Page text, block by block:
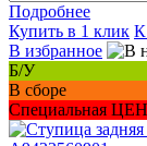
Подробнее
Купить в 1 клик К
В избранное
Б/У
В сборе
Специальная